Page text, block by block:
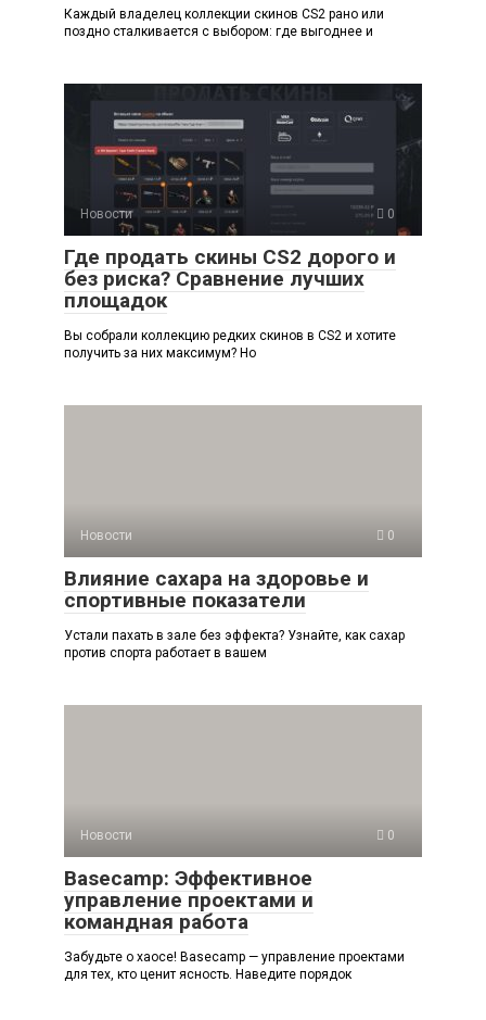
Каждый владелец коллекции скинов CS2 рано или
поздно сталкивается с выбором: где выгоднее и
Новости 0
Где продать скины CS2 дорого и
без риска? Сравнение лучших
площадок
Вы собрали коллекцию редких скинов в CS2 и хотите
получить за них максимум? Но
Новости 0
Влияние сахара на здоровье и
спортивные показатели
Устали пахать в зале без эффекта? Узнайте, как сахар
против спорта работает в вашем
Новости 0
Basecamp: Эффективное
управление проектами и
командная работа
Забудьте о хаосе! Basecamp — управление проектами
для тех, кто ценит ясность. Наведите порядок